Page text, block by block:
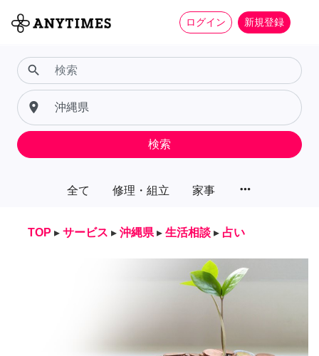
ログイン 新規登録
全て 修理・組立 家事 more_horiz
search
place
検索
TOP ▸ サービス ▸ 沖縄県 ▸ 生活相談 ▸ 占い